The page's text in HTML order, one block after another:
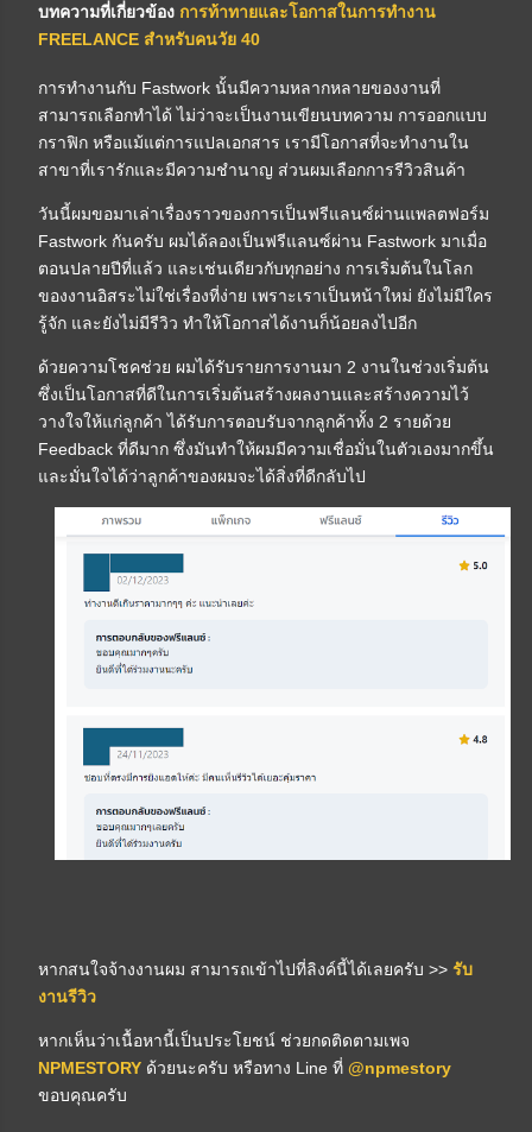
บทความที่เกี่ยวข้อง การท้าทายและโอกาสในการทำงาน
FREELANCE สำหรับคนวัย 40
การทำงานกับ Fastwork นั้นมีความหลากหลายของงานที่
สามารถเลือกทำได้ ไม่ว่าจะเป็นงานเขียนบทความ การออกแบบ
กราฟิก หรือแม้แต่การแปลเอกสาร เรามีโอกาสที่จะทำงานใน
สาขาที่เรารักและมีความชำนาญ ส่วนผมเลือกการรีวิวสินค้า
วันนี้ผมขอมาเล่าเรื่องราวของการเป็นฟรีแลนซ์ผ่านแพลตฟอร์ม
Fastwork กันครับ ผมได้ลองเป็นฟรีแลนซ์ผ่าน Fastwork มาเมื่อ
ตอนปลายปีที่แล้ว และเช่นเดียวกับทุกอย่าง การเริ่มต้นในโลก
ของงานอิสระไม่ใช่เรื่องที่ง่าย เพราะเราเป็นหน้าใหม่ ยังไม่มีใคร
รู้จัก และยังไม่มีรีวิว ทำให้โอกาสได้งานก็น้อยลงไปอีก
ด้วยความโชคช่วย ผมได้รับรายการงานมา 2 งานในช่วงเริ่มต้น
ซึ่งเป็นโอกาสที่ดีในการเริ่มต้นสร้างผลงานและสร้างความไว้
วางใจให้แก่ลูกค้า ได้รับการตอบรับจากลูกค้าทั้ง 2 รายด้วย
Feedback ที่ดีมาก ซึ่งมันทำให้ผมมีความเชื่อมั่นในตัวเองมากขึ้น
และมั่นใจได้ว่าลูกค้าของผมจะได้สิ่งที่ดีกลับไป
หากสนใจจ้างงานผม สามารถเข้าไปที่ลิงค์นี้ได้เลยครับ >> รับ
งานรีวิว
หากเห็นว่าเนื้อหานี้เป็นประโยชน์ ช่วยกดติดตามเพจ
NPMESTORY ด้วยนะครับ หรือทาง Line ที่ @npmestory
ขอบคุณครับ